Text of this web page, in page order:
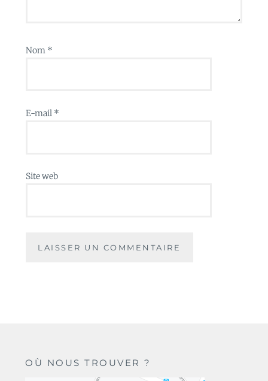
Nom *
E-mail *
Site web
OÙ NOUS TROUVER ?